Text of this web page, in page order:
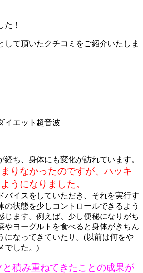
た！
して頂いたクチコミをご紹介いたしま
イエット超音波
経ち、身体にも変化が訪れています。
りなかったのですが、ハッキ
うになりました。
バイスをしていただき、それを実行す
の状態を少しコントロールできるよう
じます。例えば、少し便秘になりがち
やヨーグルトを食べると身体がきちん
になってきていたり。(以前は何をや
でした。)
と積み重ねてきたことの成果が